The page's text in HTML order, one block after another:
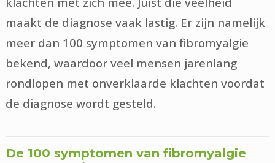
maakt de diagnose vaak lastig. Er zijn namelijk
meer dan 100 symptomen van fibromyalgie
bekend, waardoor veel mensen jarenlang
rondlopen met onverklaarde klachten voordat
de diagnose wordt gesteld.
De 100 symptomen van fibromyalgie